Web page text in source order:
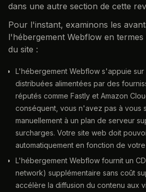
dans une autre section de cette
Pour l'instant, examinons les
l'hébergement Webflow en
du site :
L'hébergement Webflow s'appuie sur
distribuées alimentées par des
réputés comme Fastly et Amazon
conséquent, vous n'avez pas à vous
manuellement à un plan de serveur
surcharges. Votre site web doit
automatiquement en fonction de
L'hébergement Webflow fournit un
network) supplémentaire sans coût
accélère la diffusion du contenu aux